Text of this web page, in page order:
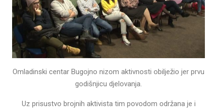
Omladinski centar Bugojno nizom aktivnosti obilježio jer prvu
godišnjicu djelovanja.
Uz prisustvo brojnih aktivista tim povodom održana je i